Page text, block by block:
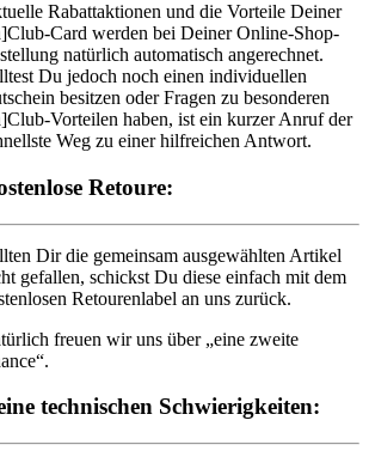
Rabattaktionen und die Vorteile Deiner
Card werden bei Deiner Online-Shop-
natürlich automatisch angerechnet.
Du jedoch noch einen individuellen
besitzen oder Fragen zu besonderen
Vorteilen haben, ist ein kurzer Anruf der
Weg zu einer hilfreichen Antwort.
Retoure:
Dir die gemeinsam ausgewählten Artikel
gefallen, schickst Du diese einfach mit dem
Retourenlabel an uns zurück.
freuen wir uns über „eine zweite
technischen Schwierigkeiten: